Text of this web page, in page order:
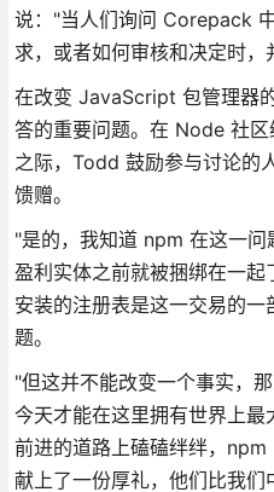
说："当人们询问 Corepack
求，或者如何审核和决定时，
在改变 JavaScript 包管理器
答的重要问题。在 Node 社
之际，Todd 鼓励参与讨论的
馈赠。
"是的，我知道 npm 在这一
盈利实体之前就被捆绑在一
安装的注册表是这一交易的
题。
"但这并不能改变一个事实，
今天才能在这里拥有世界上
前进的道路上磕磕绊绊，
献上了一份厚礼，他们比我们